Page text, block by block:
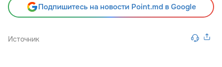
Подпишитесь на новости Point.md в Google
Источник